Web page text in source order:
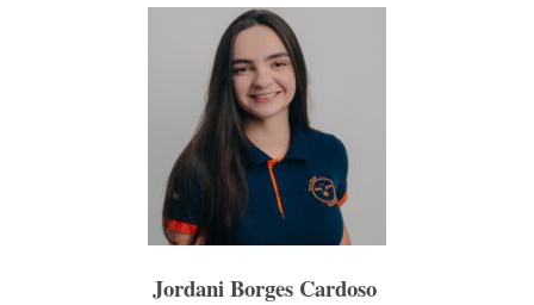
Jordani Borges Cardoso